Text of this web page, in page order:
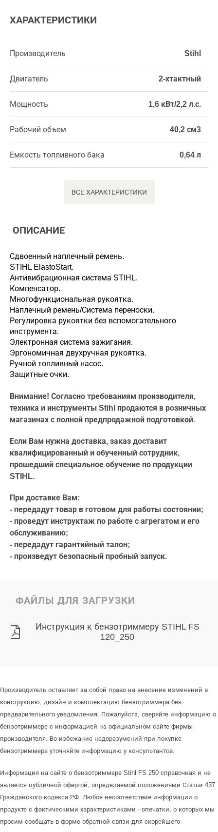
ХАРАКТЕРИСТИКИ
Производитель Stihl
Двигатель 2-хтактный
Мощность 1,6 кВт/2,2 л.с.
Рабочий объем 40,2 см3
Емкость топливного бака 0,64 л
ВСЕ ХАРАКТЕРИСТИКИ
ОПИСАНИЕ
Сдвоенный наплечный ремень.
STIHL ElastoStart.
Антивибрационная система STIHL.
Компенсатор.
Многофункциональная рукоятка.
Наплечный ремень/Система переноски.
Регулировка рукоятки без вспомогательного
инструмента.
Электронная система зажигания.
Эргономичная двухручная рукоятка.
Ручной топливный насос.
Защитные очки.
Внимание! Согласно требованиям производителя,
техника и инструменты Stihl продаются в розничных
магазинах с полной предпродажной подготовкой.
Если Вам нужна доставка, заказ доставит
квалифицированный и обученный сотрудник,
прошедший специальное обучение по продукции
STIHL.
При доставке Вам:
- передадут товар в готовом для работы состоянии;
- проведут инструктаж по работе с агрегатом и его
обслуживанию;
- передадут гарантийный талон;
- произведут безопасный пробный запуск.
ФАЙЛЫ ДЛЯ ЗАГРУЗКИ
Инструкция к бензотриммеру STIHL FS
120_250
Производитель оставляет за собой право на внесение изменений в
конструкцию, дизайн и комплектацию бензотриммера без
предварительного уведомления. Пожалуйста, сверяйте информацию о
бензотриммере с информацией на официальном сайте фирмы-
производителя. Во избежание недоразумений при покупке
бензотриммера уточняйте информацию у консультантов.
Информация на сайте о бензотриммере Stihl FS 250 справочная и не
является публичной офертой, определяемой положениями Статьи 437
Гражданского кодекса РФ. Любое несоответствие информации о
продукте с фактическими характеристиками - опечатки, о которых мы
просим сообщать в форме обратной связи для скорейшего